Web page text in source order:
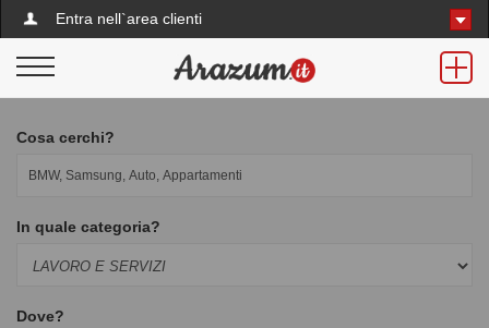
Entra nell`area clienti
Cosa cerchi?
In quale categoria?
Dove?